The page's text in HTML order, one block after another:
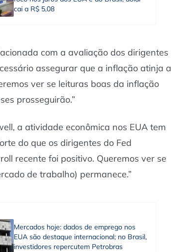
cai a R$ 5,08
com a avaliação dos dirigentes
assegurar que a inflação atinja a
ver se leituras boas da inflação
prosseguirão.”
a atividade econômica nos EUA tem
do que os dirigentes do Fed
recente foi positivo. Queremos ver se
de trabalho) permanece.”
Mercados hoje: dados de emprego nos
EUA são destaque internacional; no Brasil,
investidores repercutem Petrobras